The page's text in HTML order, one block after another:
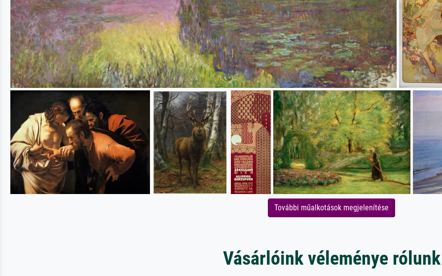
További műalkotások megjelenítése
Vásárlóink véleménye rólunk